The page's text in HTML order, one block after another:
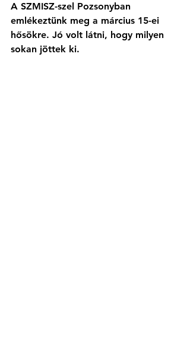
A SZMISZ-szel Pozsonyban
emlékeztünk meg a március 15-ei
hősökre. Jó volt látni, hogy milyen
sokan jöttek ki.